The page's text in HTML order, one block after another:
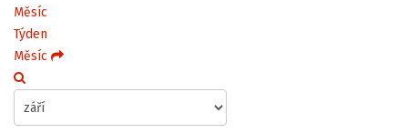
Měsíc
Týden
Měsíc